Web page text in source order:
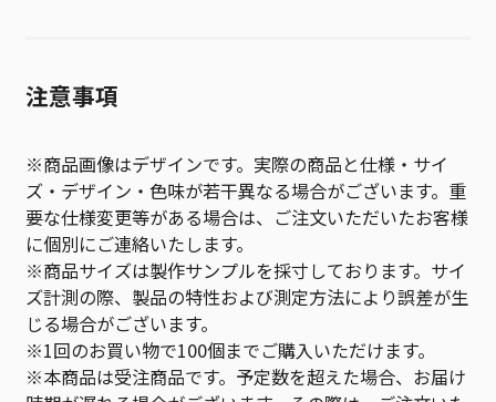
注意事項
※商品画像はデザインです。実際の商品と仕様・サイ
ズ・デザイン・色味が若干異なる場合がございます。重
要な仕様変更等がある場合は、ご注文いただいたお客様
に個別にご連絡いたします。
※商品サイズは製作サンプルを採寸しております。サイ
ズ計測の際、製品の特性および測定方法により誤差が生
じる場合がございます。
※1回のお買い物で100個までご購入いただけます。
※本商品は受注商品です。予定数を超えた場合、お届け